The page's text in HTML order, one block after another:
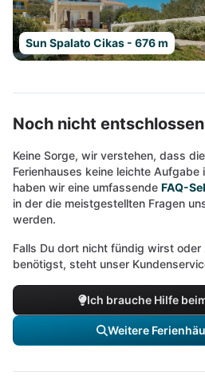
Sun Spalato Cikas - 676 m
Noch nicht
Keine Sorge, wir verstehen, dass
Ferienhauses keine leichte Aufgabe
haben wir eine umfassende FAQ-
in der die meistgestellten Fragen
werden.
Falls Du dort nicht fündig wirst
benötigst, steht unser
Ich brauche Hilfe
Weitere